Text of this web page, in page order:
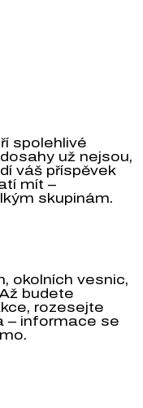
spolehlivé
už nejsou,
váš příspěvek
mít –
skupinám.
okolních vesnic,
budete
rozesejte
– informace se